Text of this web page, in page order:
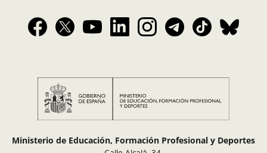
Ministerio de Educación, Formación Profesional y Deportes